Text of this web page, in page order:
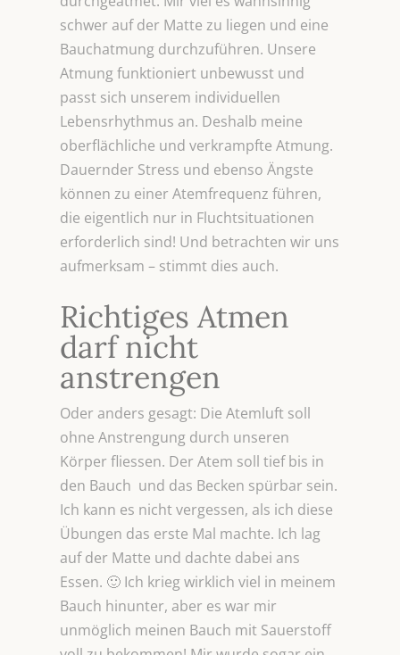
schwer auf der Matte zu liegen und eine
Bauchatmung durchzuführen. Unsere
Atmung funktioniert unbewusst und
passt sich unserem individuellen
Lebensrhythmus an. Deshalb meine
oberflächliche und verkrampfte Atmung.
Dauernder Stress und ebenso Ängste
können zu einer Atemfrequenz führen,
die eigentlich nur in Fluchtsituationen
erforderlich sind! Und betrachten wir uns
aufmerksam – stimmt dies auch.
Richtiges Atmen
darf nicht
anstrengen
Oder anders gesagt: Die Atemluft soll
ohne Anstrengung durch unseren
Körper fliessen. Der Atem soll tief bis in
den Bauch und das Becken spürbar sein.
Ich kann es nicht vergessen, als ich diese
Übungen das erste Mal machte. Ich lag
auf der Matte und dachte dabei ans
Essen. 🙂 Ich krieg wirklich viel in meinem
Bauch hinunter, aber es war mir
unmöglich meinen Bauch mit Sauerstoff